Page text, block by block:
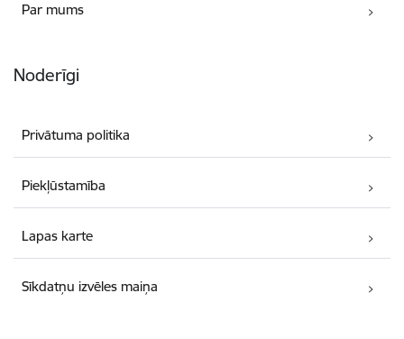
Par mums
Noderīgi
Privātuma politika
Piekļūstamība
Lapas karte
Sīkdatņu izvēles maiņa